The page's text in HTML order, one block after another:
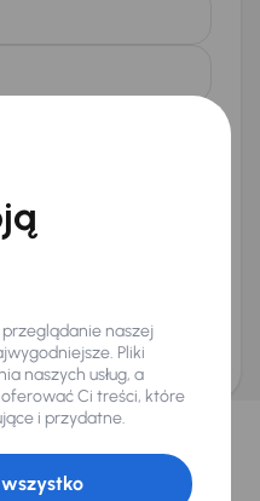
Holdings a.s., z siedzibą
przechowywać i przetwarzać
i przetwarzaniadanych
Ciebie
z naszej oferty. Kupimy
każdego dnia.
naszej
Pliki
naszych usług, a
Ci treści, które
i przydatne.